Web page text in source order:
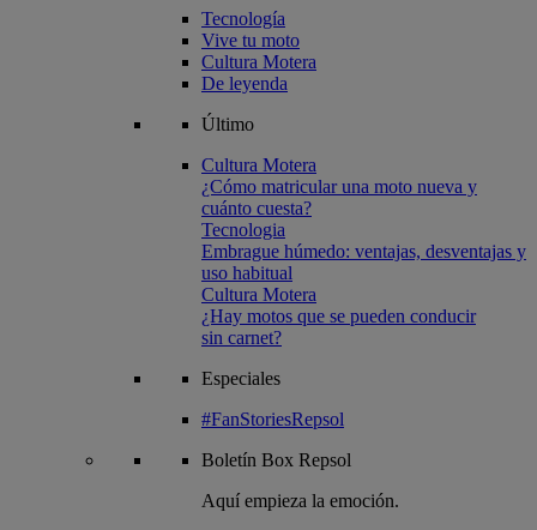
Tecnología
Vive tu moto
Cultura Motera
De leyenda
Último
Cultura Motera
¿Cómo matricular una moto nueva y
cuánto cuesta?
Tecnologia
Embrague húmedo: ventajas, desventajas y
uso habitual
Cultura Motera
¿Hay motos que se pueden conducir
sin carnet?
Especiales
#FanStoriesRepsol
Boletín Box Repsol
Aquí empieza la emoción.